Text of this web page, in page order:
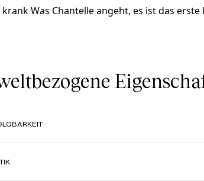
Was Chantelle angeht, es ist das erste